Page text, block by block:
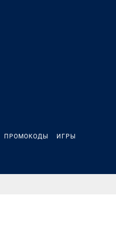
ПРОМОКОДЫ ИГРЫ